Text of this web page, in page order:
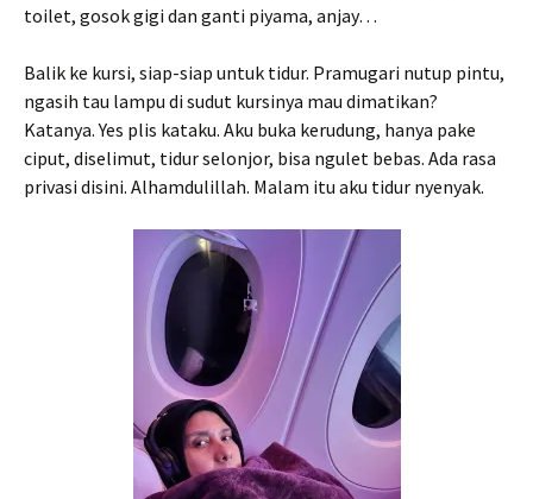
toilet, gosok gigi dan ganti piyama, anjay…
Balik ke kursi, siap-siap untuk tidur. Pramugari nutup pintu,
ngasih tau lampu di sudut kursinya mau dimatikan?
Katanya. Yes plis kataku. Aku buka kerudung, hanya pake
ciput, diselimut, tidur selonjor, bisa ngulet bebas. Ada rasa
privasi disini. Alhamdulillah. Malam itu aku tidur nyenyak.